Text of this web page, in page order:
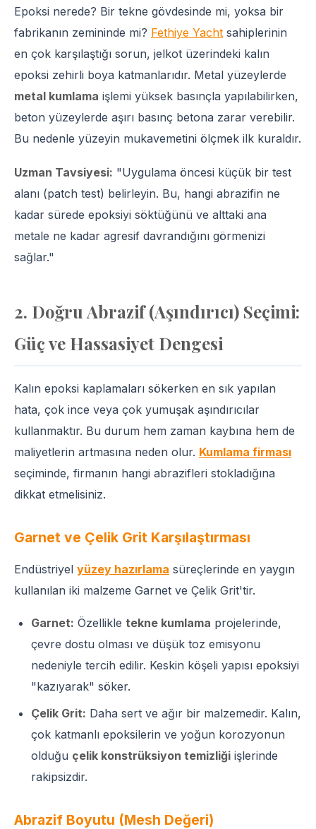
Epoksi nerede? Bir tekne gövdesinde mi, yoksa bir
fabrikanın zemininde mi? Fethiye Yacht sahiplerinin
en çok karşılaştığı sorun, jelkot üzerindeki kalın
epoksi zehirli boya katmanlarıdır. Metal yüzeylerde
metal kumlama işlemi yüksek basınçla yapılabilirken,
beton yüzeylerde aşırı basınç betona zarar verebilir.
Bu nedenle yüzeyin mukavemetini ölçmek ilk kuraldır.
Uzman Tavsiyesi: "Uygulama öncesi küçük bir test
alanı (patch test) belirleyin. Bu, hangi abrazifin ne
kadar sürede epoksiyi söktüğünü ve alttaki ana
metale ne kadar agresif davrandığını görmenizi
sağlar."
2. Doğru Abrazif (Aşındırıcı) Seçimi:
Güç ve Hassasiyet Dengesi
Kalın epoksi kaplamaları sökerken en sık yapılan
hata, çok ince veya çok yumuşak aşındırıcılar
kullanmaktır. Bu durum hem zaman kaybına hem de
maliyetlerin artmasına neden olur. Kumlama firması
seçiminde, firmanın hangi abrazifleri stokladığına
dikkat etmelisiniz.
Garnet ve Çelik Grit Karşılaştırması
Endüstriyel yüzey hazırlama süreçlerinde en yaygın
kullanılan iki malzeme Garnet ve Çelik Grit'tir.
Garnet: Özellikle tekne kumlama projelerinde,
çevre dostu olması ve düşük toz emisyonu
nedeniyle tercih edilir. Keskin köşeli yapısı epoksiyi
"kazıyarak" söker.
Çelik Grit: Daha sert ve ağır bir malzemedir. Kalın,
çok katmanlı epoksilerin ve yoğun korozyonun
olduğu çelik konstrüksiyon temizliği işlerinde
rakipsizdir.
Abrazif Boyutu (Mesh Değeri)